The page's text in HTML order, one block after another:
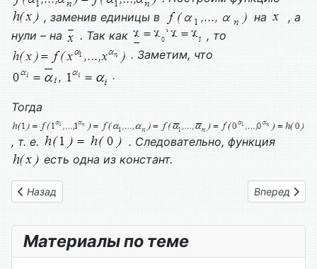
, заменив единицы в
на
, а
нули – на
. Так как
, то
. Заметим, что
.
Тогда
, т. е.
. Следовательно, функция
есть одна из констант.
Предыдущий: 2.2. Формульное задание функций алгебры
Назад Следующий:
Вперед
Материалы по теме